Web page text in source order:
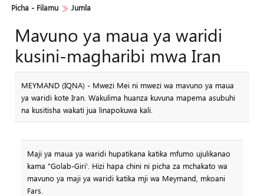
Picha‎ - Filamu‎ Jumla
Mavuno ya maua ya waridi
kusini-magharibi mwa Iran
MEYMAND (IQNA) - Mwezi Mei ni mwezi wa mavuno ya maua
ya waridi kote Iran. Wakulima huanza kuvuna mapema asubuhi
na kusitisha wakati jua linapokuwa kali.
Maji ya maua ya waridi hupatikana katika mfumo ujulikanao
kama "Golab-Giri'. Hizi hapa chini ni picha za mchakato wa
mavuno ya maji ya waridi katika mji wa Meymand, mkoani
Fars.